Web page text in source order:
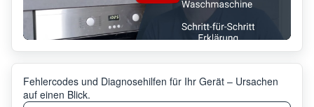
Fehlercodes und Diagnosehilfen für Ihr Gerät – Ursachen
auf einen Blick.